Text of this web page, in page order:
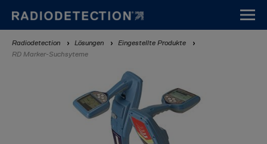
zum
Inhalt
Breadcrumb
Radiodetection Lösungen
Eingestellte Produkte
RD Marker-Suchsyteme